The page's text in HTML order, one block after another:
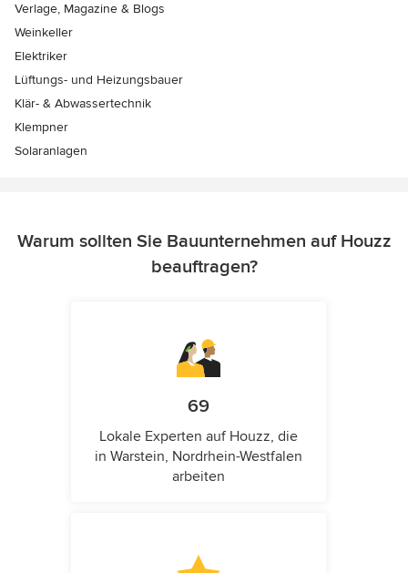
Verlage, Magazine & Blogs
Weinkeller
Elektriker
Lüftungs- und Heizungsbauer
Klär- & Abwassertechnik
Klempner
Solaranlagen
Warum sollten Sie Bauunternehmen auf Houzz
beauftragen?
69
Lokale Experten auf Houzz, die
in Warstein, Nordrhein-Westfalen
arbeiten